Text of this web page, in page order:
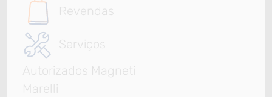
Revendas
Serviços
Autorizados Magneti
Marelli